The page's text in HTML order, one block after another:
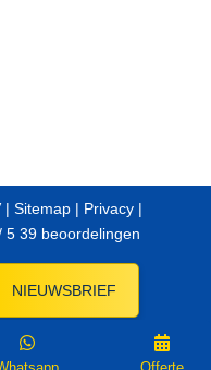
| Sitemap | Privacy |
5 39 beoordelingen
NIEUWSBRIEF